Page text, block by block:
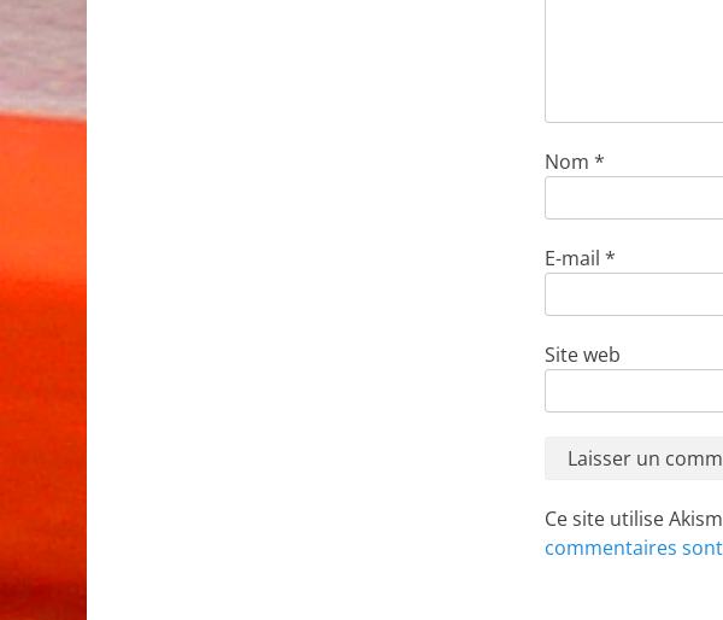
Nom *
E-mail *
Site web
Ce site utilise
commentaires